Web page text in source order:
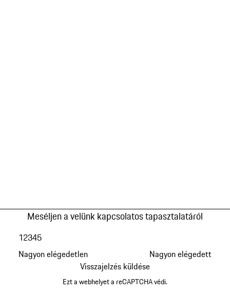
Meséljen a velünk kapcsolatos tapasztalatáról
Nagyon elégedetlen
12345
Nagyon elégedett
Visszajelzés küldése
Ezt a webhelyet a reCAPTCHA védi.